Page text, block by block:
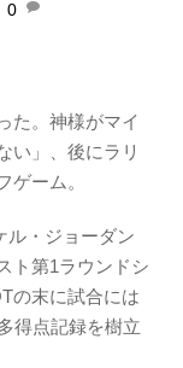
0
た。神様がマイ
い」、後にラリ
ゲーム。
ル・ジョーダン
ト第1ラウンドシ
の末に試合には
得点記録を樹立